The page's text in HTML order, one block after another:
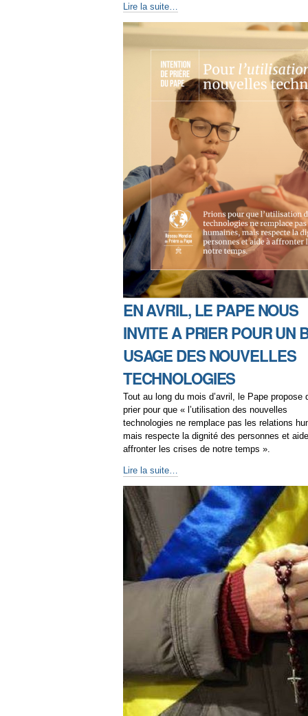
Lire la suite…
EN AVRIL, LE PAPE NOUS
INVITE A PRIER POUR UN
USAGE DES NOUVELLES
TECHNOLOGIES
Tout au long du mois d’avril, le Pape propose
prier pour que « l’utilisation des nouvelles
technologies ne remplace pas les relations
mais respecte la dignité des personnes et
affronter les crises de notre temps ».
Lire la suite…